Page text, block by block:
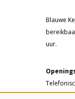
Blauwe
uur.
17.00 uur.